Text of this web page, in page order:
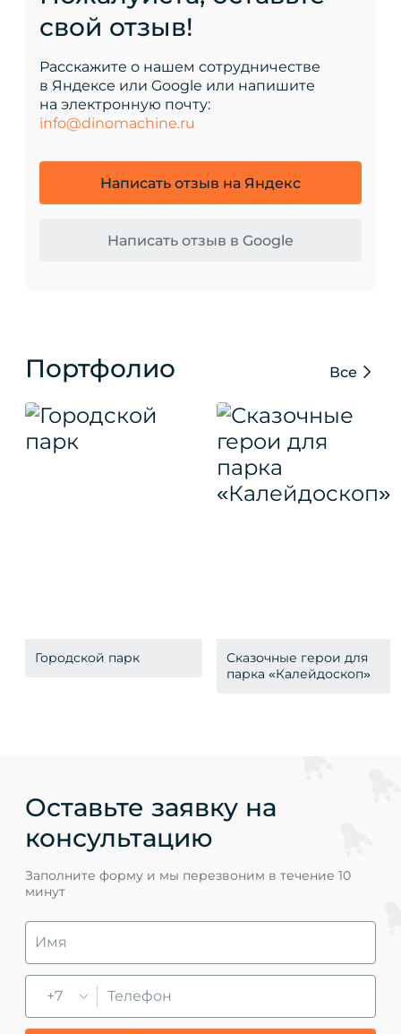
свой отзыв!
Расскажите о нашем сотрудничестве
в Яндексе или Google или напишите
на электронную почту:
info@dinomachine.ru
Написать отзыв на Яндекс
Написать отзыв в Google
Портфолио Все
Городской парк
Сказочные герои для
парка «Калейдоскоп»
Оставьте заявку на
консультацию
Заполните форму и мы перезвоним в течение 10
минут
+7